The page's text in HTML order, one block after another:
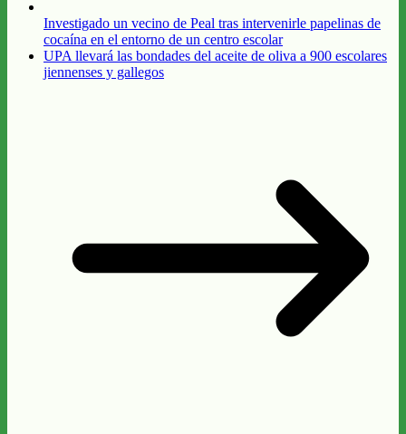
Investigado un vecino de Peal tras intervenirle papelinas de
cocaína en el entorno de un centro escolar
UPA llevará las bondades del aceite de oliva a 900 escolares
jiennenses y gallegos